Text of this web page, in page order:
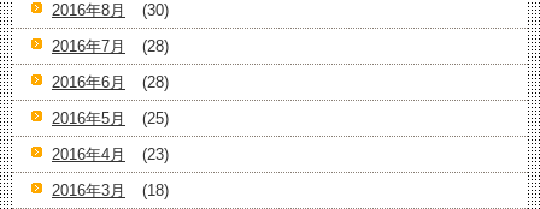
2016年8月
(30)
2016年7月
(28)
2016年6月
(28)
2016年5月
(25)
2016年4月
(23)
2016年3月
(18)